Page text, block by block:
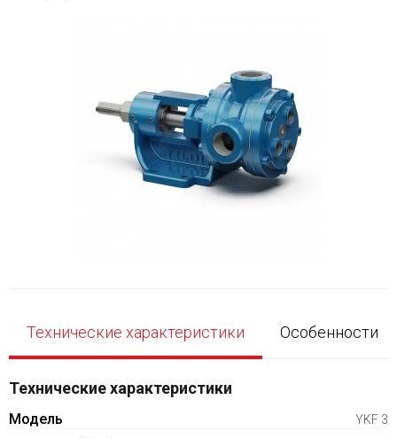
Технические характеристики Особенности
Технические характеристики
Модель YKF 3